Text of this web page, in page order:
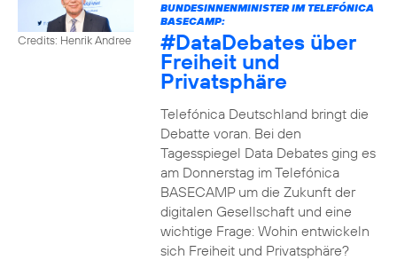
Credits: Henrik Andree
BUNDESINNENMINISTER IM TELEFÓNICA
BASECAMP:
#DataDebatesüber
Freiheit und
Privatsphäre
Telefónica Deutschland bringt die
Debatte voran. Bei den
Tagesspiegel Data Debates ging es
am Donnerstag im Telefónica
BASECAMP um die Zukunft der
digitalen Gesellschaft und eine
wichtige Frage: Wohin entwickeln
sich Freiheit und Privatsphäre?